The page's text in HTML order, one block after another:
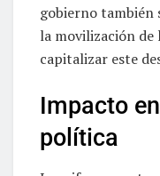
gobierno también
la movilización de
capitalizar este
Impacto
política